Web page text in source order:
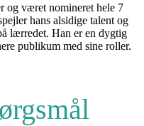
og været nomineret hele 7
hans alsidige talent og
lærredet. Han er en dygtig
publikum med sine roller.